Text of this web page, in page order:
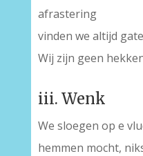
afrastering
vinden we altijd
Wij zijn geen
iii. Wenk
We sloegen op e
hemmen mocht,